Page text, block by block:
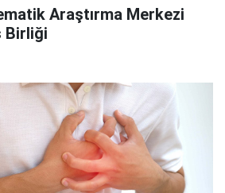
Araştırma Merkezi
Birliği